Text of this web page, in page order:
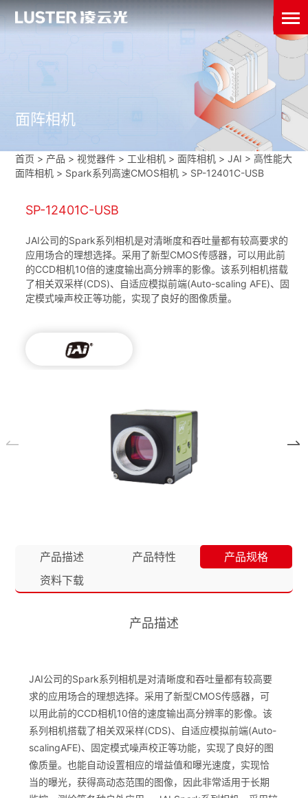
面阵相机
首页 > 产品 > 视觉器件 > 工业相机 >面阵相机 >JAI >高性能大
面阵相机 > Spark系列高速CMOS相机 > SP-12401C-USB
SP-12401C-USB
JAI公司的Spark系列相机是对清晰度和吞吐量都有较高要求的
应用场合的理想选择。采用了新型CMOS传感器，可以用此前
的CCD相机10倍的速度输出高分辨率的影像。该系列相机搭载
了相关双采样(CDS)、自适应模拟前端(Auto-scaling AFE)、固
定模式噪声校正等功能，实现了良好的图像质量。
产品描述 产品特性
产品规格
资料下载
产品描述
JAI公司的Spark系列相机是对清晰度和吞吐量都有较高要
求的应用场合的理想选择。采用了新型CMOS传感器，可
以用此前的CCD相机10倍的速度输出高分辨率的影像。该
系列相机搭载了相关双采样(CDS)、自适应模拟前端(Auto-
scalingAFE)、固定模式噪声校正等功能，实现了良好的图
像质量。也能自动设置相应的增益值和曝光速度，实现恰
当的曝光，获得高动态范围的图像，因此非常适用于长期